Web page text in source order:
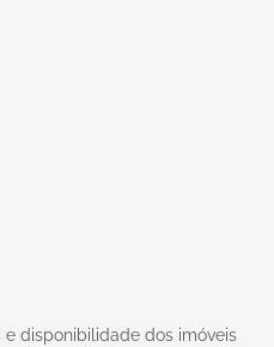
disponibilidade dos imóveis